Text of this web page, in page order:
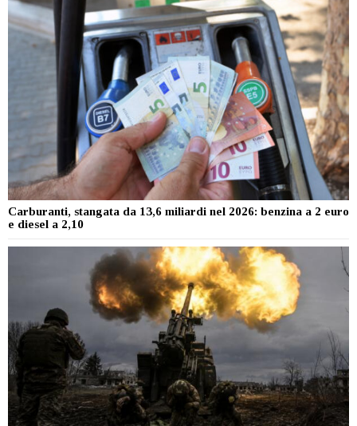
Carburanti, stangata da 13,6 miliardi nel 2026: benzina a 2 euro
e diesel a 2,10